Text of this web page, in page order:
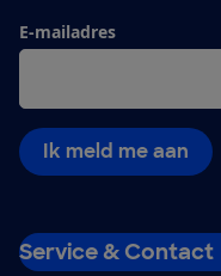
E-mailadres
Ik meld me aan
Service & Contact